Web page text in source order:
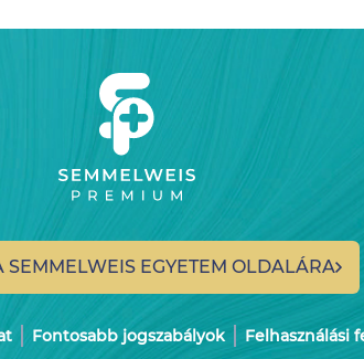
SEMMELWEIS EGYETEM OLDALÁRA
Fontosabb jogszabályok Felhasználási